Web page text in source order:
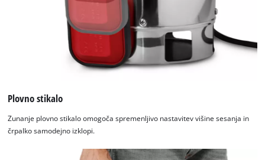
Plovno stikalo
Zunanje plovno stikalo omogoča spremenljivo nastavitev višine sesanja in
črpalko samodejno izklopi.